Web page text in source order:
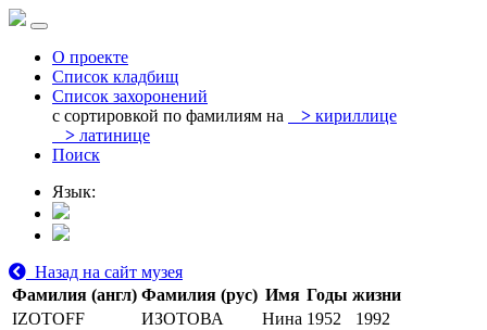
О проекте
Список кладбищ
Список захоронений
с сортировкой по фамилиям на
> кириллице
> латинице
Поиск
Язык:
Назад на сайт музея
Фамилия (англ) Фамилия (рус) Имя Годы жизни
IZOTOFF
ИЗОТОВА Нина 1952
1992